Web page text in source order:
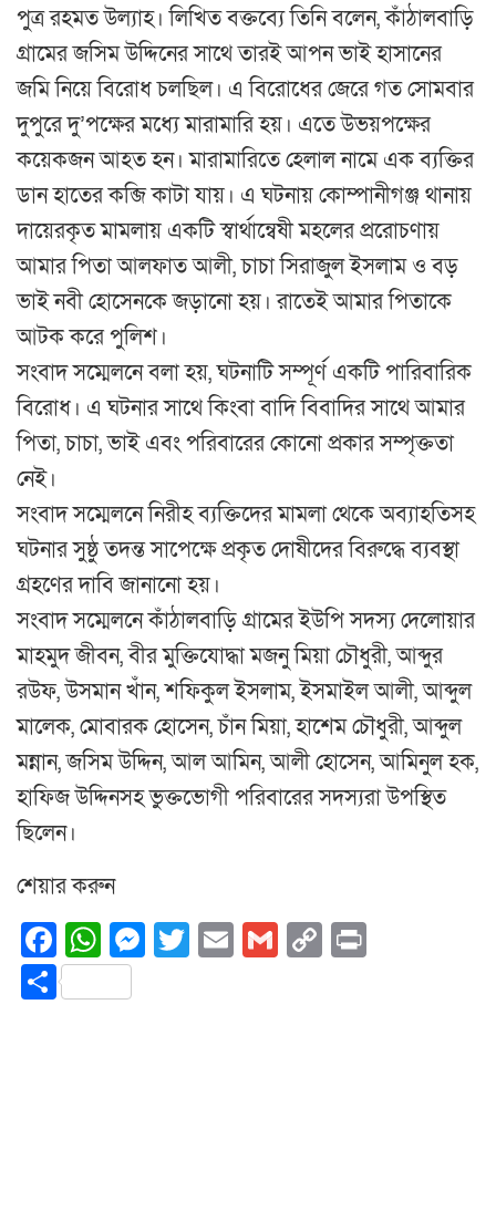
পুত্র রহমত উল্যাহ। লিখিত বক্তব্যে তিনি বলেন, কাঁঠালবাড়ি
গ্রামের জসিম উদ্দিনের সাথে তারই আপন ভাই হাসানের
জমি নিয়ে বিরোধ চলছিল। এ বিরোধের জেরে গত সোমবার
দুপুরে দু’পক্ষের মধ্যে মারামারি হয়। এতে উভয়পক্ষের
কয়েকজন আহত হন। মারামারিতে হেলাল নামে এক ব্যক্তির
ডান হাতের কব্জি কাটা যায়। এ ঘটনায় কোম্পানীগঞ্জ থানায়
দায়েরকৃত মামলায় একটি স্বার্থান্বেষী মহলের প্ররোচণায়
আমার পিতা আলফাত আলী, চাচা সিরাজুল ইসলাম ও বড়
ভাই নবী হোসেনকে জড়ানো হয়। রাতেই আমার পিতাকে
আটক করে পুলিশ।
সংবাদ সম্মেলনে বলা হয়, ঘটনাটি সম্পূর্ণ একটি পারিবারিক
বিরোধ। এ ঘটনার সাথে কিংবা বাদি বিবাদির সাথে আমার
পিতা, চাচা, ভাই এবং পরিবারের কোনো প্রকার সম্পৃক্ততা
নেই।
সংবাদ সম্মেলনে নিরীহ ব্যক্তিদের মামলা থেকে অব্যাহতিসহ
ঘটনার সুষ্ঠু তদন্ত সাপেক্ষে প্রকৃত দোষীদের বিরুদ্ধে ব্যবস্থা
গ্রহণের দাবি জানানো হয়।
সংবাদ সম্মেলনে কাঁঠালবাড়ি গ্রামের ইউপি সদস্য দেলোয়ার
মাহমুদ জীবন, বীর মুক্তিযোদ্ধা মজনু মিয়া চৌধুরী, আব্দুর
রউফ, উসমান খাঁন, শফিকুল ইসলাম, ইসমাইল আলী, আব্দুল
মালেক, মোবারক হোসেন, চাঁন মিয়া, হাশেম চৌধুরী, আব্দুল
মন্নান, জসিম উদ্দিন, আল আমিন, আলী হোসেন, আমিনুল হক,
হাফিজ উদ্দিনসহ ভুক্তভোগী পরিবারের সদস্যরা উপস্থিত
ছিলেন।
শেয়ার করুন
Facebook
WhatsApp
Messenger
Twitter
EmailGmail
Copy
Share